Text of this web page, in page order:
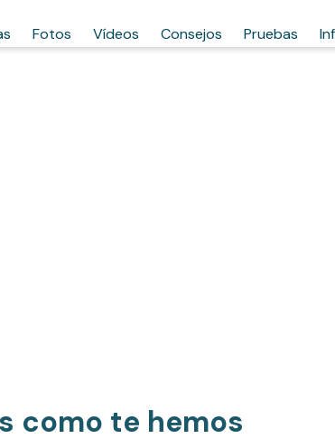
Fotos Vídeos Consejos Pruebas
como te hemos